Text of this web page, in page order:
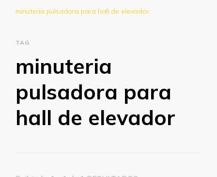
minuteria pulsadora para hall de elevador
TAG
minuteria
pulsadora para
hall de elevador